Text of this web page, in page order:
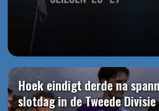
Hoek eindigt derde na
slotdag in de Tweede Divisie